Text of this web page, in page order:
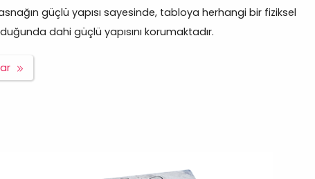
güçlü yapısı sayesinde, tabloya herhangi bir fiziksel
dahi güçlü yapısını korumaktadır.